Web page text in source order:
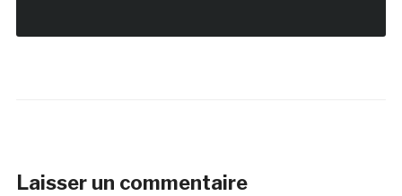
Laisser un commentaire